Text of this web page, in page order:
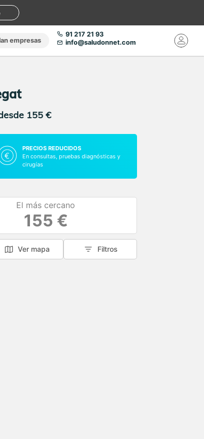
empresas
91 217 21 93
info@saludonnet.com
155 €
PRECIOS REDUCIDOS
En consultas, pruebas diagnósticas y
cirugías
El más cercano
155 €
Ver mapa Filtros